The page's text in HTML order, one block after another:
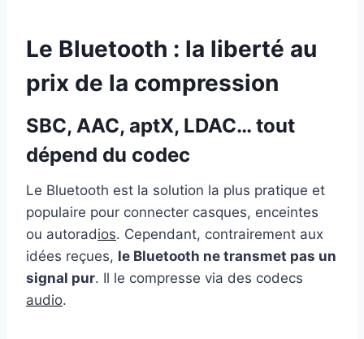
Le Bluetooth : la liberté au
prix de la compression
SBC, AAC, aptX, LDAC… tout
dépend du codec
Le Bluetooth est la solution la plus pratique et
populaire pour connecter casques, enceintes
ou autoradios. Cependant, contrairement aux
idées reçues, le Bluetooth ne transmet pas un
signal pur. Il le compresse via des codecs
audio.